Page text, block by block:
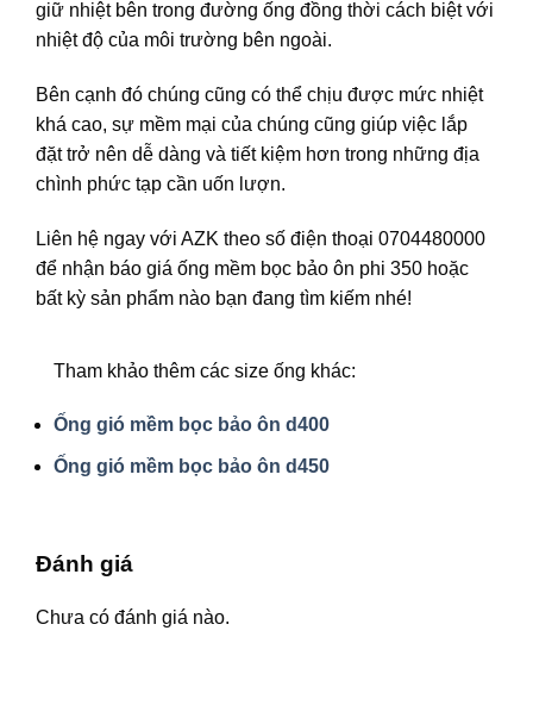
giữ nhiệt bên trong đường ống đồng thời cách biệt với
nhiệt độ của môi trường bên ngoài.
Bên cạnh đó chúng cũng có thể chịu được mức nhiệt
khá cao, sự mềm mại của chúng cũng giúp việc lắp
đặt trở nên dễ dàng và tiết kiệm hơn trong những địa
chình phức tạp cần uốn lượn.
Liên hệ ngay với AZK theo số điện thoại 0704480000
để nhận báo giá ống mềm bọc bảo ôn phi 350 hoặc
bất kỳ sản phẩm nào bạn đang tìm kiếm nhé!
Tham khảo thêm các size ống khác:
Ống gió mềm bọc bảo ôn d400
Ống gió mềm bọc bảo ôn d450
Đánh giá
Chưa có đánh giá nào.